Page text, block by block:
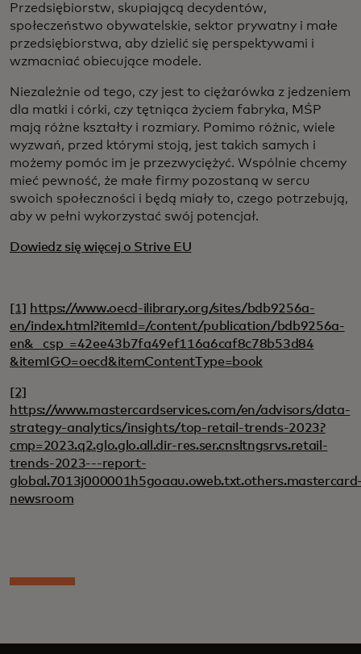
Przedsiębiorstw, skupiającą decydentów,
społeczeństwo obywatelskie, sektor prywatny i małe
przedsiębiorstwa, aby dzielić się perspektywami i
wzmacniać obiecujące modele.
Niezależnie od tego, czy jest to ciężarówka z jedzeniem
dla matki i córki, czy tętniąca życiem fabryka, MŚP
mają różne kształty i rozmiary. Pomimo różnic, wiele
wyzwań, przed którymi stoją, jest takich samych i
możemy pomóc im je przezwyciężyć. Wspólnie chcemy
mieć pewność, że małe firmy pozostaną w sercu
swoich społeczności i będą miały to, czego potrzebują,
aby w pełni wykorzystać swój potencjał.
Dowiedz się więcej o Strive EU
[1]
https://www.oecd-ilibrary.org/sites/bdb9256a-
en/index.html?itemId=/content/publication/bdb9256a-
en& _csp_=42ee43b7fa49ef116a6caf8c78b53d84
&itemIGO=oecd&itemContentType=book
[2]
https://www.mastercardservices.com/en/advisors/data-
strategy-analytics/insights/top-retail-trends-2023?
cmp=2023.q2.glo.glo.all.dir-res.ser.cnsltngsrvs.retail-
trends-2023---report-
newsroom